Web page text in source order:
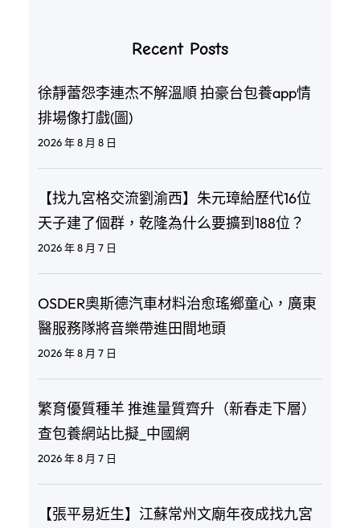
Recent Posts
徐靜蕾怨李連杰不解溫順 拍豪台包養app情
排場像打戲(圖)
2026 年 8 月 8 日
【找九宮格交流劉渝西】朱元璋給歷代16位
天子建了個群，乾隆為什么要擴到188位？
2026 年 8 月 7 日
OSDER奧斯德汽車材料治愈瑤鄉童心，廣東
醫服務隊將音樂帶進田間地頭
2026 年 8 月 7 日
繁育優質種羊 推進量質齊升（新春走下層）
查包養網站比擬_中國網
2026 年 8 月 7 日
【張平易近生】江蘇常州文廟年夜成找九宮